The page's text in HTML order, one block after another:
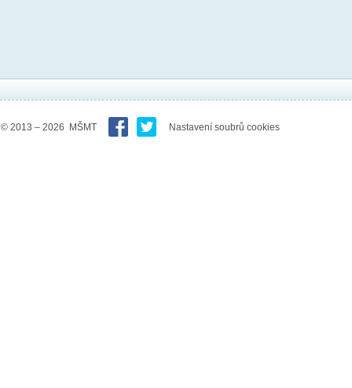
© 2013 – 2026 MŠMT Nastavení soubrů cookies